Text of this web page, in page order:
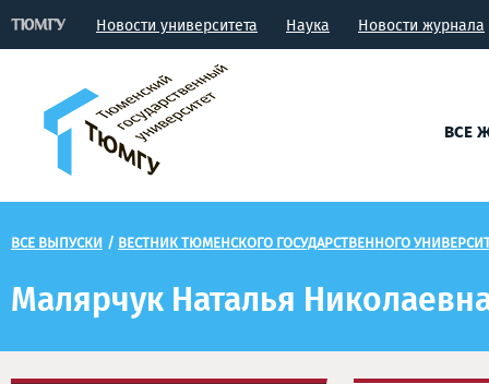
Новости университета Наука Новости журнала
ВСЕ
ВСЕ ВЫПУСКИ / ВЕСТНИК ТЮМЕНСКОГО ГОСУДАРСТВЕННОГО
Малярчук Наталья